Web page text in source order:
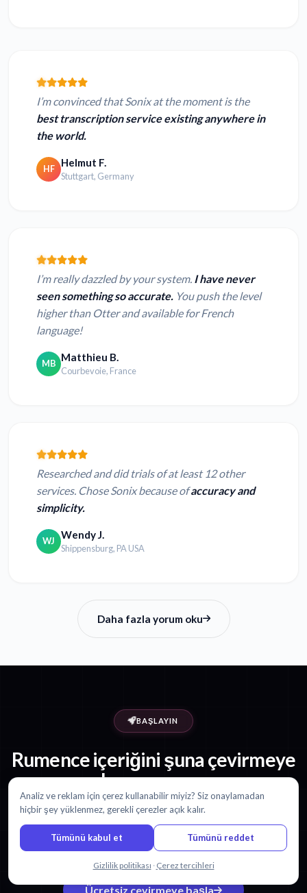
I’m convinced that Sonix at the moment is the
best transcription service existing anywhere in
the world.
HF Helmut F.
Stuttgart, Germany
I’m really dazzled by your system. I have never
seen something so accurate. You push the level
higher than Otter and available for French
language!
MB Matthieu B.
Courbevoie, France
Researched and did trials of at least 12 other
services. Chose Sonix because ofaccuracy and
simplicity.
WJ Wendy J.
Shippensburg, PA USA
Daha fazla yorum oku
BAŞLAYIN
Rumence içeriğini şuna çevirmeye
hazır mısınız:
Korece?
30 dakika ücretsiz ile başlayın. Kredi kartı gerekmez.
Ücretsiz çevirmeye başla
Bizimle sohbet edin
Analiz ve reklam için çerez kullanabilir miyiz? Siz onaylamadan
hiçbir şey yüklenmez, gerekli çerezler açık kalır.
Tümünü kabul et Tümünü reddet
Gizlilik politikası · Çerez tercihleri